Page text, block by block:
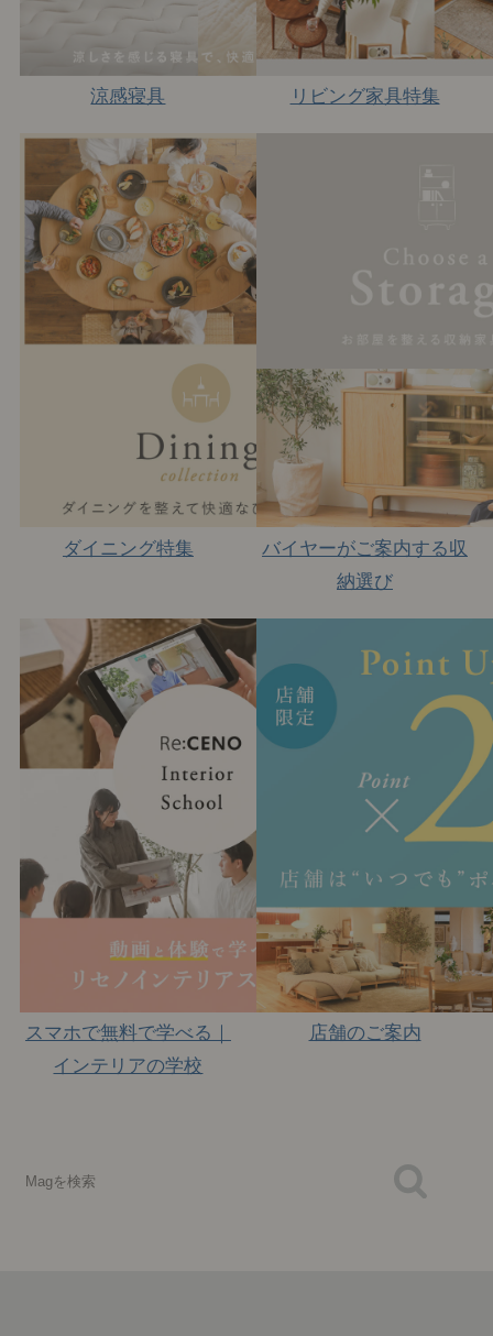
涼感寝具 リビング家具特集
ダイニング特集
バイヤーがご案内する収
納選び
スマホで無料で学べる｜
インテリアの学校
店舗のご案内